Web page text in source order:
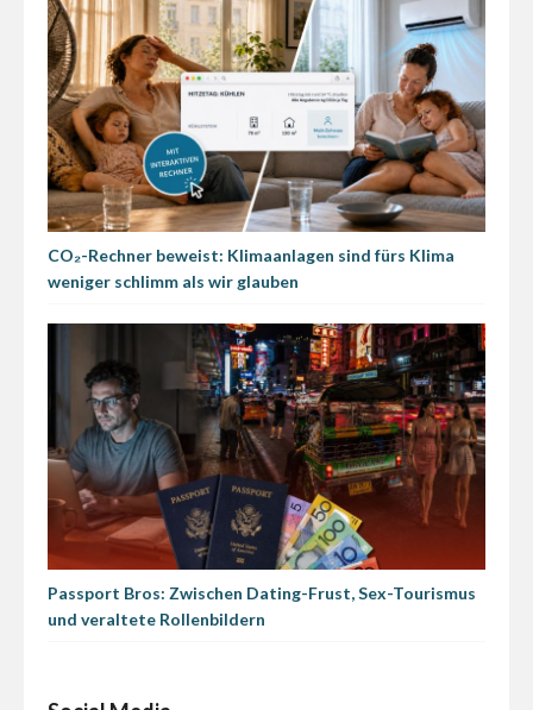
CO₂-Rechner beweist: Klimaanlagen sind fürs Klima
weniger schlimm als wir glauben
Passport Bros: Zwischen Dating-Frust, Sex-Tourismus
und veraltete Rollenbildern